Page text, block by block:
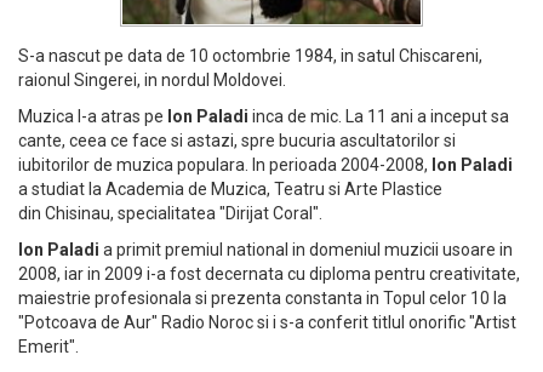
S-a nascut pe data de 10 octombrie 1984, in satul Chiscareni,
raionul Singerei, in nordul Moldovei.
Muzica l-a atras pe Ion Paladi inca de mic. La 11 ani a inceput sa
cante, ceea ce face si astazi, spre bucuria ascultatorilor si
iubitorilor de muzica populara. In perioada 2004-2008, Ion Paladi
a studiat la Academia de Muzica, Teatru si Arte Plastice
din Chisinau, specialitatea "Dirijat Coral".
Ion Paladi a primit premiul national in domeniul muzicii usoare in
2008, iar in 2009 i-a fost decernata cu diploma pentru creativitate,
maiestrie profesionala si prezenta constanta in Topul celor 10 la
"Potcoava de Aur" Radio Noroc si i s-a conferit titlul onorific "Artist
Emerit".